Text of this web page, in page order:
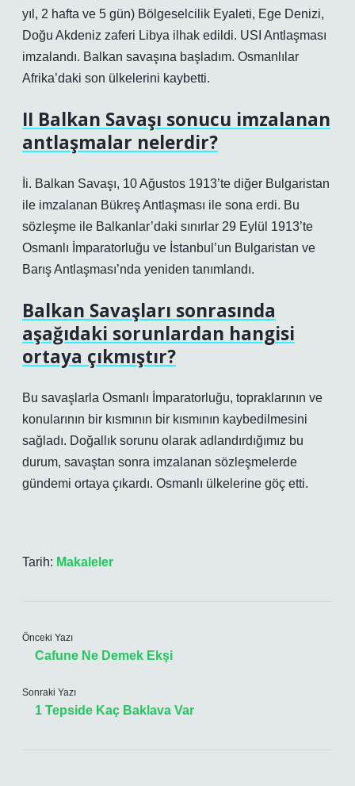
yıl, 2 hafta ve 5 gün) Bölgeselcilik Eyaleti, Ege Denizi,
Doğu Akdeniz zaferi Libya ilhak edildi. USI Antlaşması
imzalandı. Balkan savaşına başladım. Osmanlılar
Afrika’daki son ülkelerini kaybetti.
II Balkan Savaşı sonucu imzalanan
antlaşmalar nelerdir?
İi. Balkan Savaşı, 10 Ağustos 1913’te diğer Bulgaristan
ile imzalanan Bükreş Antlaşması ile sona erdi. Bu
sözleşme ile Balkanlar’daki sınırlar 29 Eylül 1913’te
Osmanlı İmparatorluğu ve İstanbul’un Bulgaristan ve
Barış Antlaşması’nda yeniden tanımlandı.
Balkan Savaşları sonrasında
aşağıdaki sorunlardan hangisi
ortaya çıkmıştır?
Bu savaşlarla Osmanlı İmparatorluğu, topraklarının ve
konularının bir kısmının bir kısmının kaybedilmesini
sağladı. Doğallık sorunu olarak adlandırdığımız bu
durum, savaştan sonra imzalanan sözleşmelerde
gündemi ortaya çıkardı. Osmanlı ülkelerine göç etti.
Tarih: Makaleler
Önceki Yazı
Cafune Ne Demek Ekşi
Sonraki Yazı
1 Tepside Kaç Baklava Var